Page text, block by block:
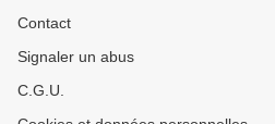
Contact
Signaler un abus
C.G.U.